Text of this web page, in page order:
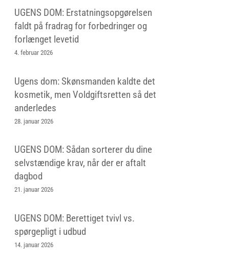
UGENS DOM: Erstatningsopgørelsen
faldt på fradrag for forbedringer og
forlænget levetid
4. februar 2026
Ugens dom: Skønsmanden kaldte det
kosmetik, men Voldgiftsretten så det
anderledes
28. januar 2026
UGENS DOM: Sådan sorterer du dine
selvstændige krav, når der er aftalt
dagbod
21. januar 2026
UGENS DOM: Berettiget tvivl vs.
spørgepligt i udbud
14. januar 2026